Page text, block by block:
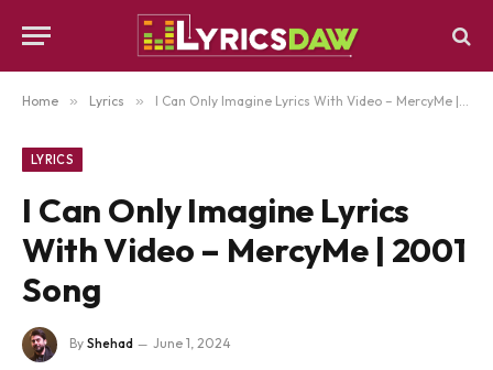
Home » Lyrics » I Can Only Imagine Lyrics With Video – MercyMe | 2001 Song
LYRICS
I Can Only Imagine Lyrics
With Video – MercyMe | 2001
Song
By Shehad June 1, 2024